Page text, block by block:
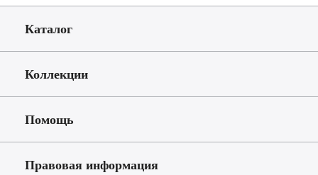
Каталог
Коллекции
Помощь
Правовая информация